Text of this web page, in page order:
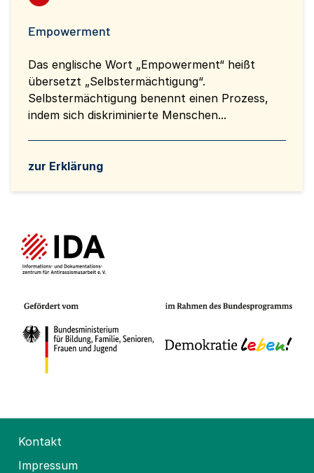
Empowerment
Das englische Wort „Empowerment“ heißt
übersetzt „Selbstermächtigung“.
Selbstermächtigung benennt einen Prozess,
indem sich diskriminierte Menschen...
zur Erklärung
Kontakt
Impressum